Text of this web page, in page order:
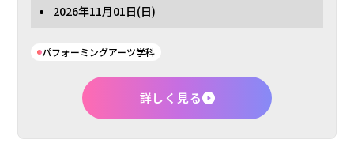
2026年11月01日(日)
パフォーミングアーツ学科
詳しく見る